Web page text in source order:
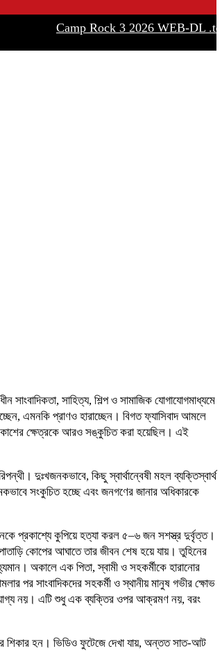
Camp Rock 3 2026 WEB-DL .t𝐨rr𝐞nt
সাহিত্য, শিল্প ও সামাজিক যোগাযোগমাধ্যমে
এমনকি প্রাণও হারাচ্ছেন। বিগত ফ্যাসিবাদ আমলে
ক্ষেত্রকে আরও সঙ্কুচিত করা হয়েছিল। এই
দুঃখজনকভাবে, কিছু স্বার্থান্বেষী মহল ব্যক্তিস্বার্থ
সংকুচিত হচ্ছে এবং জনগণের জানার অধিকারকে
প্রকাশ্যে কুপিয়ে হত্যা করল ৫–৬ জন সশস্ত্র দুর্বৃত্ত।
কোপের আঘাতে তার জীবন শেষ হয়ে যায়। তুহিনের
অকালে এক পিতা, স্বামী ও সহকর্মীকে হারানোর
পর সাংবাদিকদের সহকর্মী ও স্থানীয় মানুষ গভীর ক্ষোভ
নয়। এটি শুধু এক ব্যক্তির ওপর আক্রমণ নয়, বরং
শিকার হন। ভিডিও ফুটেজে দেখা যায়, অন্তত সাত-আট